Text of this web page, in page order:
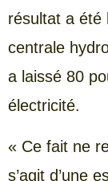
résultat a été
centrale
a laissé 80
électricité.
« Ce fait ne
s’agit d’une